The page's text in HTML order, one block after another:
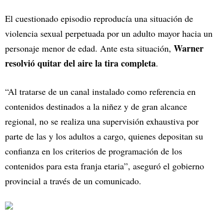
El cuestionado episodio reproducía una situación de
violencia sexual perpetuada por un adulto mayor hacia un
personaje menor de edad. Ante esta situación, Warner
resolvió quitar del aire la tira completa.
“Al tratarse de un canal instalado como referencia en
contenidos destinados a la niñez y de gran alcance
regional, no se realiza una supervisión exhaustiva por
parte de las y los adultos a cargo, quienes depositan su
confianza en los criterios de programación de los
contenidos para esta franja etaria”, aseguró el gobierno
provincial a través de un comunicado.